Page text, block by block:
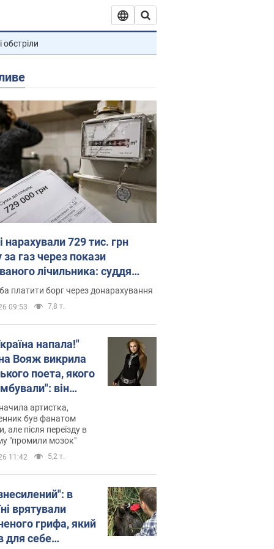
обстріли
нарахували 729 тис. грн
за газ через покази
лічильника: суддя
неочікуване рішення
платити борг через донарахування
09:53 7,8 т.
напала!"
Вояж викрила
поета, якого
він
російської не
тепер хоче
українців
артистка,
був фанатом
але після переїзду в
"промили мозок"
11:42 5,2 т.
в
врятували
грифа, який
для себе